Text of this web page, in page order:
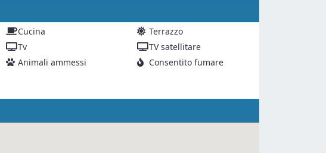
Cucina
Terrazzo
Tv
TV satellitare
Animali ammessi Consentito fumare